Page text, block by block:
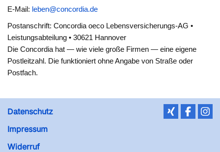
E-Mail: leben@concordia.de
Postanschrift: Concordia oeco Lebensversicherungs-AG •
Leistungsabteilung • 30621 Hannover
Die Concordia hat — wie viele große Firmen — eine eigene
Postleitzahl. Die funktioniert ohne Angabe von Straße oder
Postfach.
Datenschutz
Impressum
Widerruf